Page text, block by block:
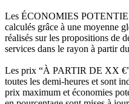
Les ÉCONOMIES
calculés grâce à une moyenne
réalisés sur les propositions de
services dans le rayon à partir
Les prix “À PARTIR DE XX
toutes les demi-heures et sont
prix maximum et économies